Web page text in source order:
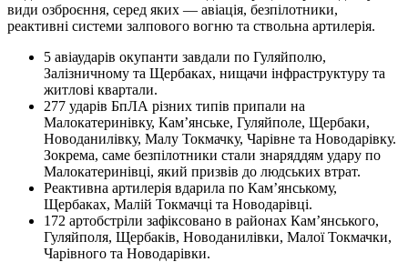
види озброєння, серед яких — авіація, безпілотники,
реактивні системи залпового вогню та ствольна артилерія.
5 авіаударів окупанти завдали по Гуляйполю,
Залізничному та Щербаках, нищачи інфраструктуру та
житлові квартали.
277 ударів БпЛА різних типів припали на
Малокатеринівку, Кам’янське, Гуляйполе, Щербаки,
Новоданилівку, Малу Токмачку, Чарівне та Новодарівку.
Зокрема, саме безпілотники стали знаряддям удару по
Малокатеринівці, який призвів до людських втрат.
Реактивна артилерія вдарила по Кам’янському,
Щербаках, Малій Токмачці та Новодарівці.
172 артобстріли зафіксовано в районах Кам’янського,
Гуляйполя, Щербаків, Новоданилівки, Малої Токмачки,
Чарівного та Новодарівки.